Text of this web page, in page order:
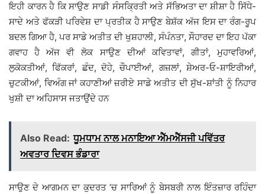
ਇਹੀ ਕਾਰਨ ਹੈ ਕਿ ਸਾਉਣ ਸਾਡੀ ਸੰਸਕ੍ਰਿਤੀ ਅਤੇ ਸੱਭਿਅਤਾ ਦਾ ਸ਼ੀਸ਼ਾ ਹੈ ਸਿੱਧੇ-
ਸਾਦੇ ਅਤੇ ਫੱਕੜੀ ਪਰਿਵੇਸ਼ ਦਾ ਪ੍ਰਤੀਕ ਹੈ ਸਾਉਣ ਬੇਸ਼ੱਕ ਅੱਜ ਇਸ ਦਾ ਰੰਗ-ਰੂਪ
ਬਦਲ ਗਿਆ ਹੈ, ਪਰ ਸਾਡੇ ਅਤੀਤ ਦੀ ਖੁਸ਼ਹਾਲੀ, ਸੰਪੰਨਤਾ, ਸੌਹਾਰਦ ਦਾ ਇਹ ਪੱਕਾ
ਗਵਾਹ ਹੈ ਅੱਜ ਵੀ ਲੋਕ ਸਾਉਣ ਦੀਆਂ ਕਵਿਤਾਵਾਂ, ਗੀਤਾਂ, ਮੁਹਾਵਰਿਆਂ,
ਲੁਕੋਕਤੀਆਂ, ਫਿੱਕਰਾਂ, ਛੰਦ, ਦੋਹੇ, ਚੌਪਾਈਆਂ, ਗਜ਼ਲਾਂ, ਸ਼ੇਅਰ-ਓ-ਸ਼ਾਇਰੀਆਂ,
ਚੁਟਕੀਆਂ, ਵਿਅੰਗ ਜਾਂ ਕਹਾਣੀਆਂ ਜ਼ਰੀਏ ਸਾਡੇ ਅਤੀਤ ਦੀ ਸੁੱਖ-ਸ਼ਾਂਤੀ ਨੂੰ ਨਿਹਾਰ
ਖੁਸ਼ੀ ਦਾ ਅਹਿਸਾਸ ਜਤਾਉਂਦੇ ਹਨ
Also Read: ਧੂਮਧਾਮ ਨਾਲ ਮਨਾਇਆ ਐੱਮਐੱਸਜੀ ਪਵਿੱਤਰ
ਅਵਤਾਰ ਦਿਵਸ ਭੰਡਾਰਾ
ਸਾਉਣ ਦੇ ਆਗਮਨ ਦਾ ਕੁਦਰਤ ’ਚ ਸਾਰਿਆਂ ਨੂੰ ਬੇਸਬਰੀ ਨਾਲ ਇੰਤਜ਼ਾਰ ਰਹਿੰਦਾ